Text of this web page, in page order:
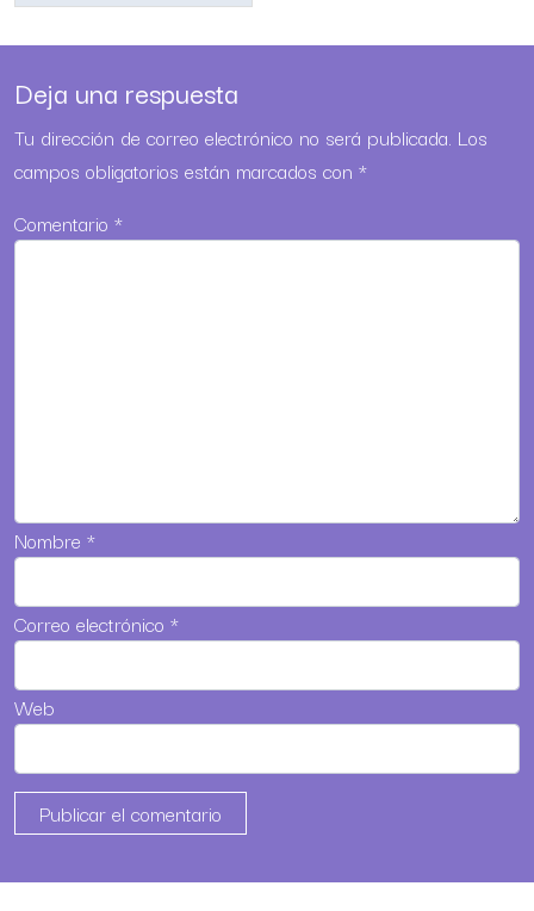
Deja una respuesta
Tu dirección de correo electrónico no será publicada. Los
campos obligatorios están marcados con *
Comentario *
Nombre *
Correo electrónico *
Web